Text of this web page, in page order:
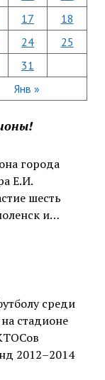
Янв »
17
18
24
25
31
города
Е.И.
шесть
и…
среди
стадионе
2012–2014